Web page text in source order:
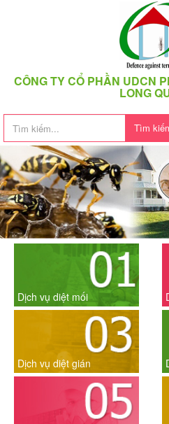
CÔNG TY CỔ PHẦN UDCN
LONG
Tìm
Dịch vụ diệt mối
Dịch vụ diệt gián